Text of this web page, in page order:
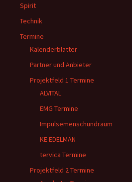
Spirit
Technik
Termine
Kalenderblätter
Partner und Anbieter
Projektfeld 1 Termine
ALVITAL
EMG Termine
Impulsemenschundraum
KE EDELMAN
tervica Termine
Projektfeld 2 Termine